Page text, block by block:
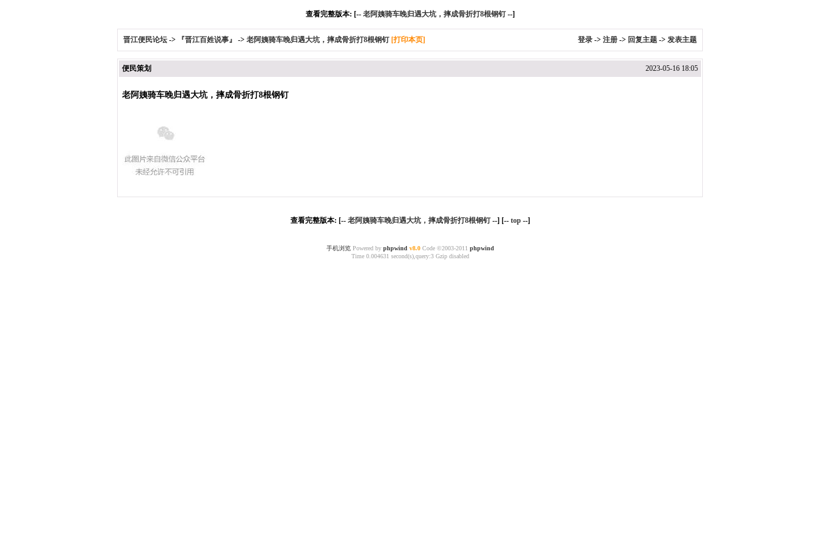
查看完整版本: [-- 老阿姨骑车晚归遇大坑，摔成骨折打8根钢钉--]
晋江便民论坛 -> 『晋江百姓说事』 -> 老阿姨骑车晚归遇大坑，摔成骨折打8根钢钉 [打印本页] 登录 -> 注册 -> 回复主题 -> 发表主题
便民策划 2023-05-16 18:05
老阿姨骑车晚归遇大坑，摔成骨折打8根钢钉
查看完整版本: [-- 老阿姨骑车晚归遇大坑，摔成骨折打8根钢钉--] [-- top--]
手机浏览Powered by phpwind v8.0Code ©2003-2011 phpwind
Time 0.004631 second(s),query:3 Gzip disabled